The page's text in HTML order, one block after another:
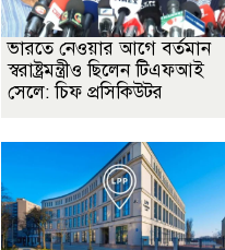
ভারতে নেওয়ার আগে বর্তমান
স্বরাষ্ট্রমন্ত্রীও ছিলেন টিএফআই
সেলে: চিফ প্রসিকিউটর